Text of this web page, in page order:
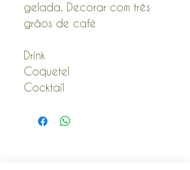
gelada. Decorar com três
grãos de café
Drink
Coquetel
Cocktail